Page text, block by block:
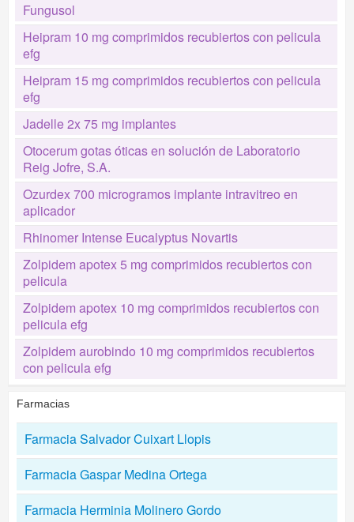
Fungusol
Heipram 10 mg comprimidos recubiertos con pelicula
efg
Heipram 15 mg comprimidos recubiertos con pelicula
efg
Jadelle 2x 75 mg implantes
Otocerum gotas óticas en solución de Laboratorio
Reig Jofre, S.A.
Ozurdex 700 microgramos implante intravitreo en
aplicador
Rhinomer Intense Eucalyptus Novartis
Zolpidem apotex 5 mg comprimidos recubiertos con
pelicula
Zolpidem apotex 10 mg comprimidos recubiertos con
pelicula efg
Zolpidem aurobindo 10 mg comprimidos recubiertos
con pelicula efg
Farmacias
Farmacia Salvador Cuixart Llopis
Farmacia Gaspar Medina Ortega
Farmacia Herminia Molinero Gordo